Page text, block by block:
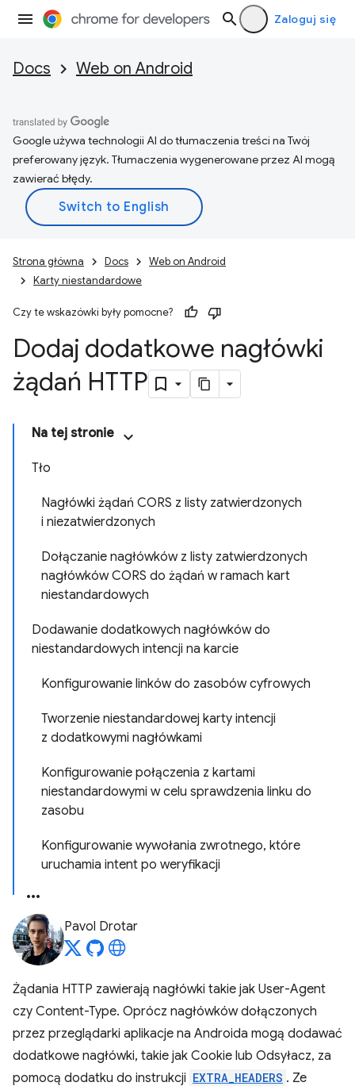
Zaloguj się
Docs Web on Android
Google używa technologii AI do tłumaczenia treści na Twój
preferowany język. Tłumaczenia wygenerowane przez AI mogą
zawierać błędy.
Strona główna Docs
Web on Android
Karty niestandardowe
Czy te wskazówki były pomocne?
Dodaj dodatkowe nagłówki
żądań HTTP
Na tej stronie
Tło
Nagłówki żądań CORS z listy zatwierdzonych
i niezatwierdzonych
Dołączanie nagłówków z listy zatwierdzonych
nagłówków CORS do żądań w ramach kart
niestandardowych
Dodawanie dodatkowych nagłówków do
niestandardowych intencji na karcie
Konfigurowanie linków do zasobów cyfrowych
Tworzenie niestandardowej karty intencji
z dodatkowymi nagłówkami
Konfigurowanie połączenia z kartami
niestandardowymi w celu sprawdzenia linku do
zasobu
Konfigurowanie wywołania zwrotnego, które
uruchamia intent po weryfikacji
Pavol Drotar
Żądania HTTP zawierają nagłówki takie jak User-Agent
czy Content-Type. Oprócz nagłówków dołączonych
przez przeglądarki aplikacje na Androida mogą dodawać
dodatkowe nagłówki, takie jak Cookie lub Odsyłacz, za
pomocą dodatku do instrukcji EXTRA_HEADERS . Ze